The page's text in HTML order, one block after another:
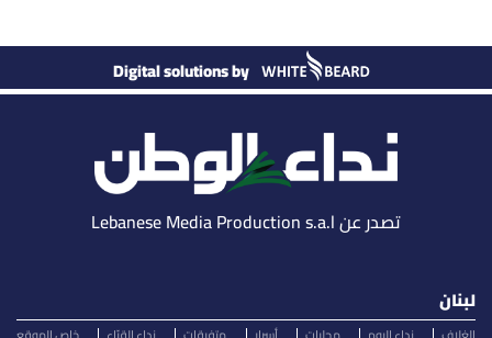
Digital solutions by
تصدر عن Lebanese Media Production s.a.l
لبنان